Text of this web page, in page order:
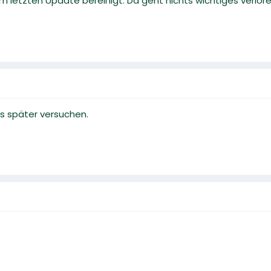
später versuchen.